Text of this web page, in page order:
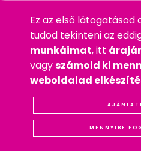
ACCO
Ez az első látogatásod
tudod tekinteni az
munkáimat, itt
vagyszámold ki
weboldalad
MENNYIBE